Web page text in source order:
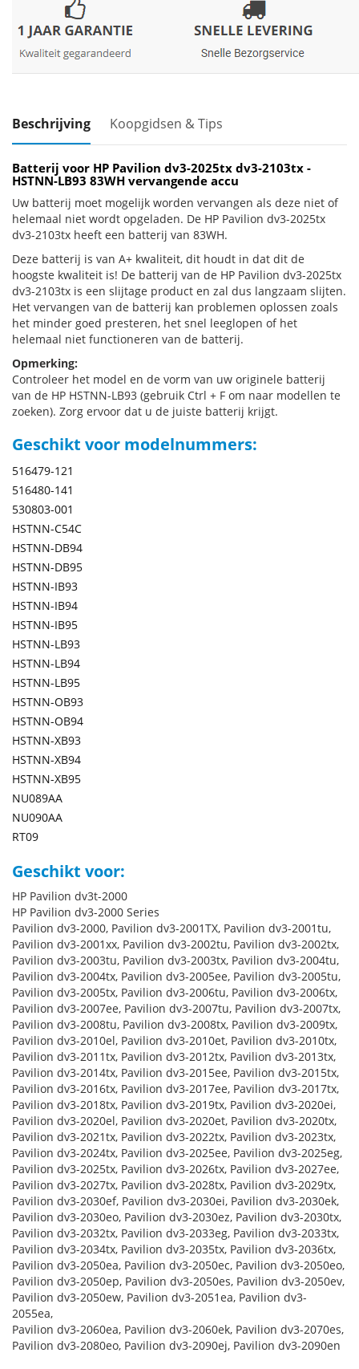
Beschrijving Koopgidsen & Tips
Batterij voor HP Pavilion dv3-2025tx dv3-2103tx -
HSTNN-LB93 83WH vervangende accu
Uw batterij moet mogelijk worden vervangen als deze niet of
helemaal niet wordt opgeladen. De HP Pavilion dv3-2025tx
dv3-2103tx heeft een batterij van 83WH.
Deze batterij is van A+ kwaliteit, dit houdt in dat dit de
hoogste kwaliteit is! De batterij van de HP Pavilion dv3-2025tx
dv3-2103tx is een slijtage product en zal dus langzaam slijten.
Het vervangen van de batterij kan problemen oplossen zoals
het minder goed presteren, het snel leeglopen of het
helemaal niet functioneren van de batterij.
Opmerking:
Controleer het model en de vorm van uw originele batterij
van de HP HSTNN-LB93 (gebruik Ctrl + F om naar modellen te
zoeken). Zorg ervoor dat u de juiste batterij krijgt.
Geschikt voor modelnummers:
516479-121
516480-141
530803-001
HSTNN-C54C
HSTNN-DB94
HSTNN-DB95
HSTNN-IB93
HSTNN-IB94
HSTNN-IB95
HSTNN-LB93
HSTNN-LB94
HSTNN-LB95
HSTNN-OB93
HSTNN-OB94
HSTNN-XB93
HSTNN-XB94
HSTNN-XB95
NU089AA
NU090AA
RT09
Geschikt voor:
HP Pavilion dv3t-2000
HP Pavilion dv3-2000 Series
Pavilion dv3-2000, Pavilion dv3-2001TX, Pavilion dv3-2001tu,
Pavilion dv3-2001xx, Pavilion dv3-2002tu, Pavilion dv3-2002tx,
Pavilion dv3-2003tu, Pavilion dv3-2003tx, Pavilion dv3-2004tu,
Pavilion dv3-2004tx, Pavilion dv3-2005ee, Pavilion dv3-2005tu,
Pavilion dv3-2005tx, Pavilion dv3-2006tu, Pavilion dv3-2006tx,
Pavilion dv3-2007ee, Pavilion dv3-2007tu, Pavilion dv3-2007tx,
Pavilion dv3-2008tu, Pavilion dv3-2008tx, Pavilion dv3-2009tx,
Pavilion dv3-2010el, Pavilion dv3-2010et, Pavilion dv3-2010tx,
Pavilion dv3-2011tx, Pavilion dv3-2012tx, Pavilion dv3-2013tx,
Pavilion dv3-2014tx, Pavilion dv3-2015ee, Pavilion dv3-2015tx,
Pavilion dv3-2016tx, Pavilion dv3-2017ee, Pavilion dv3-2017tx,
Pavilion dv3-2018tx, Pavilion dv3-2019tx, Pavilion dv3-2020ei,
Pavilion dv3-2020el, Pavilion dv3-2020et, Pavilion dv3-2020tx,
Pavilion dv3-2021tx, Pavilion dv3-2022tx, Pavilion dv3-2023tx,
Pavilion dv3-2024tx, Pavilion dv3-2025ee, Pavilion dv3-2025eg,
Pavilion dv3-2025tx, Pavilion dv3-2026tx, Pavilion dv3-2027ee,
Pavilion dv3-2027tx, Pavilion dv3-2028tx, Pavilion dv3-2029tx,
Pavilion dv3-2030ef, Pavilion dv3-2030ei, Pavilion dv3-2030ek,
Pavilion dv3-2030eo, Pavilion dv3-2030ez, Pavilion dv3-2030tx,
Pavilion dv3-2032tx, Pavilion dv3-2033eg, Pavilion dv3-2033tx,
Pavilion dv3-2034tx, Pavilion dv3-2035tx, Pavilion dv3-2036tx,
Pavilion dv3-2050ea, Pavilion dv3-2050ec, Pavilion dv3-2050eo,
Pavilion dv3-2050ep, Pavilion dv3-2050es, Pavilion dv3-2050ev,
Pavilion dv3-2050ew, Pavilion dv3-2051ea, Pavilion dv3-
2055ea,
Pavilion dv3-2060ea, Pavilion dv3-2060ek, Pavilion dv3-2070es,
Pavilion dv3-2080eo, Pavilion dv3-2090ej, Pavilion dv3-2090en